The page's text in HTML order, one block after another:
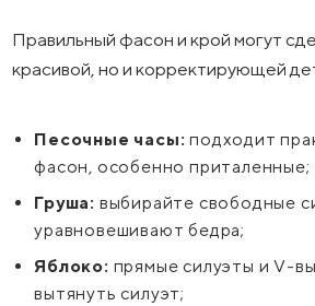
Правильный фасон и крой могут
красивой, но и корректирующей
Песочные часы: подходит
фасон, особенно приталенные;
Груша: выбирайте свободные
уравновешивают бедра;
Яблоко: прямые силуэты и V-
вытянуть силуэт;